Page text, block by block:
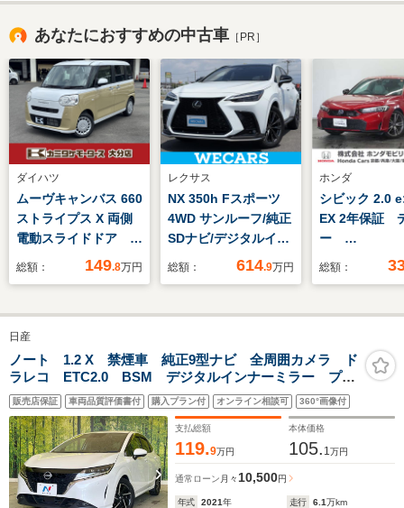
あなたにおすすめの中古車 ［PR］
ダイハツ
ムーヴキャンバス 660
ストライプス X 両側
電動スライドドア ク
リアランスソナー 衝
トキー アイドリング
ストップ 電動格納ミ
ラー ベンチシート
CVT 盗難防止システ
ム ABS ESC 衝
突安全ボディ
総額： 149.8万円
レクサス
NX 350h Fスポーツ
4WD サンルーフ/純正
SDナビ/デジタルイン
ナーミラー/衝突安全
ニター/車線逸脱防止
合皮/電動バックドア/
ヘッドランプ LED
総額： 614.9万円
ホンダ
シビック 2.0
EX 2年保証
ー
ックカメラ
クルーズコン
ル
TV シートヒ
総額：
日産
ノート 1.2 X 禁煙車 純正9型ナビ 全周囲カメラ ド
ラレコ ETC2.0 BSM デジタルインナーミラー プロ
パイロット Bluetooth再生 純正16インチアルミ エマ
ージェンシーブレーキ コーナーセンサー
販売店保証 車両品質評価書付 購入プラン付 オンライン相談可 360°画像付
支払総額
119.9万円
本体価格
105. 1万円
通常ローン 月々 10,500円
年式 2021年 走行 6.1万km